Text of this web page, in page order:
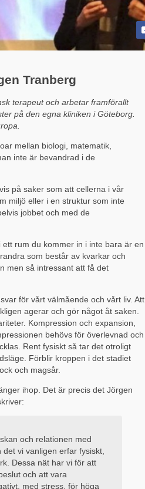
Tranberg
terapeut och arbetar framförallt
på den egna kliniken i Göteborg.
mellan biologi, matematik,
inte är bevandrad i de
på saker som att cellerna i vår
miljö eller i en struktur som inte
jobbet och med de
rum du kommer in i inte bara är en
som består av kvarkar och
men så intressant att få det
för vårt välmående och vårt liv. Att
agerar och gör något åt saken.
Kompression och expansion,
behövs för överlevnad och
Rent fysiskt så tar det otroligt
Förblir kroppen i det stadiet
och magsår.
ihop. Det är precis det Jörgen
och relationen med
vi vanligen erfar fysiskt,
Dessa nät har vi för att
och att vara
med stress, för höga